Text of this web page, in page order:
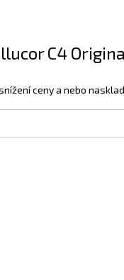
C4
ceny a nebo